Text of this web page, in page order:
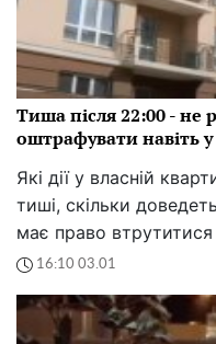
Тиша після 22:00 - не
оштрафувати навіть у
Які дії у власній
тиші, скільки
має право втрутитися
16:10 03.01